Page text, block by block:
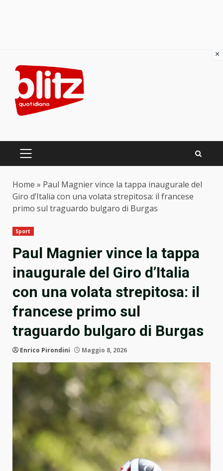
content
PRIMARY
Home » Paul Magnier vince la tappa inaugurale del
Giro d’Italia con una volata strepitosa: il francese
primo sul traguardo bulgaro di Burgas
Sport
Paul Magnier vince la tappa
inaugurale del Giro d’Italia
con una volata strepitosa: il
francese primo sul
traguardo bulgaro di Burgas
Enrico Pirondini Maggio 8, 2026
×